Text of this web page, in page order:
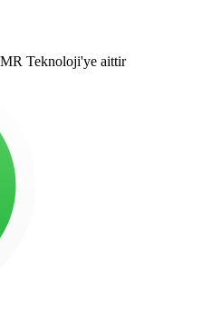
Teknoloji'ye aittir